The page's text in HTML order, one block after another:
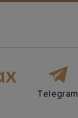
Telegram